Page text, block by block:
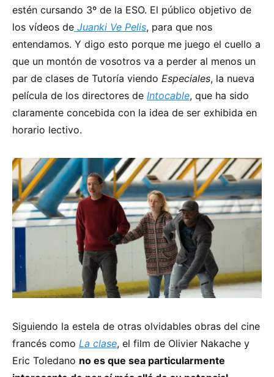
estén cursando 3º de la ESO. El público objetivo de
los vídeos de Juanki Ve Pelis, para que nos
entendamos. Y digo esto porque me juego el cuello a
que un montón de vosotros va a perder al menos un
par de clases de Tutoría viendo Especiales, la nueva
película de los directores de Intocable, que ha sido
claramente concebida con la idea de ser exhibida en
horario lectivo.
Siguiendo la estela de otras olvidables obras del cine
francés como La clase, el film de Olivier Nakache y
Eric Toledano no es que sea particularmente